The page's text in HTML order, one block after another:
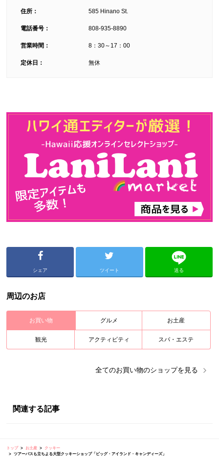
住所： 585 Hinano St.
電話番号： 808-935-8890
営業時間： 8：30～17：00
定休日： 無休
シェア ツイート 送る
周辺のお店
お買い物 グルメ お土産
観光 アクティビティ スパ・エステ
全てのお買い物のショップを見る
関連する記事
トップ お土産
クッキー
ツアーバスも立ちよる大型クッキーショップ「ビッグ・アイランド・キャンディーズ」